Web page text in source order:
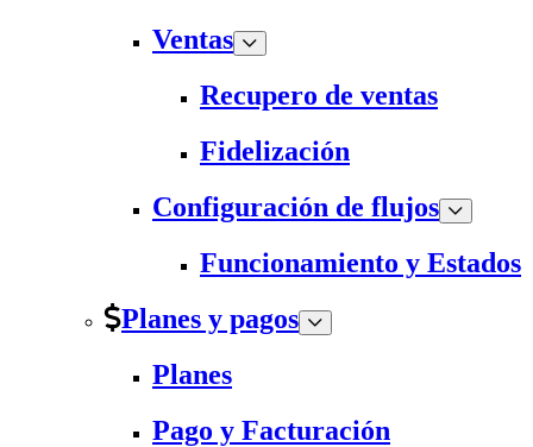
Ventas
Recupero de ventas
Fidelización
Configuración de flujos
Funcionamiento y Estados
Planes y pagos
Planes
Pago y Facturación